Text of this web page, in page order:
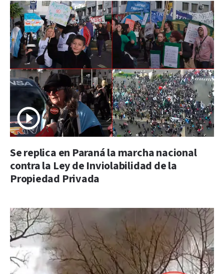
Se replica en Paraná la marcha nacional
contra la Ley de Inviolabilidad de la
Propiedad Privada